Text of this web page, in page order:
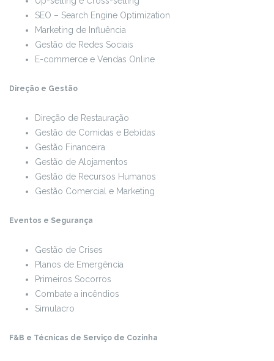
SEO – Search Engine Optimization
Marketing de Influência
Gestão de Redes Sociais
E-commerce e Vendas Online
Direção e Gestão
Direção de Restauração
Gestão de Comidas e Bebidas
Gestão Financeira
Gestão de Alojamentos
Gestão de Recursos Humanos
Gestão Comercial e Marketing
Eventos e Segurança
Gestão de Crises
Planos de Emergência
Primeiros Socorros
Combate a incêndios
Simulacro
F&B e Técnicas de Serviço de Cozinha